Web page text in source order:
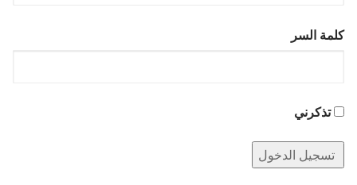
كلمة السر
تذكرني